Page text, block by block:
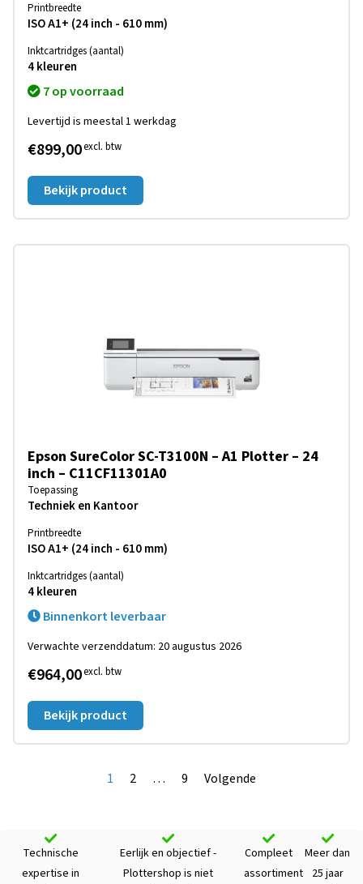
Printbreedte
ISO A1+ (24 inch - 610 mm)
Inktcartridges (aantal)
4 kleuren
7 op voorraad
Levertijd is meestal 1 werkdag
€899,00excl. btw
Bekijk product
Epson SureColor SC-T3100N – A1 Plotter – 24
inch – C11CF11301A0
Toepassing
Techniek en Kantoor
Printbreedte
ISO A1+ (24 inch - 610 mm)
Inktcartridges (aantal)
4 kleuren
Binnenkort leverbaar
Verwachte verzenddatum: 20 augustus 2026
€964,00excl. btw
Bekijk product
1 2 … 9 Volgende
Technische
expertise in
Eerlijk en objectief -
Plottershop is niet
Compleet
assortiment
Meer dan
25 jaar